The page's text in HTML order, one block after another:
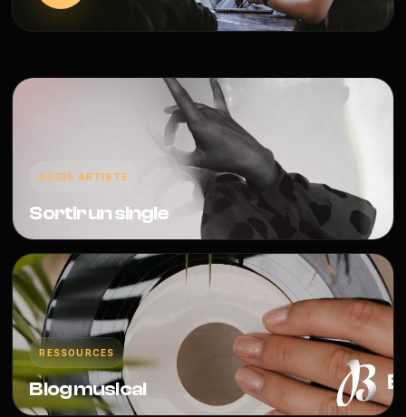
GUIDE ARTISTE
Sortir un single
RESSOURCES
Blog musical